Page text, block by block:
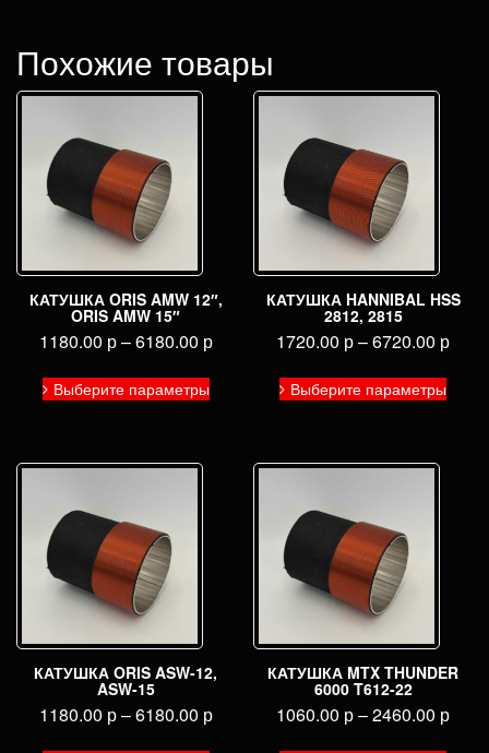
Похожие товары
КАТУШКА ORIS AMW 12″,
ORIS AMW 15″
1180.00 р–6180.00 р
Выберите параметры
Этот
товар
вариаций.
КАТУШКА HANNIBAL HSS
2812, 2815
1720.00 р–6720.00 р
Выберите параметры
Этот
товар
КАТУШКА ORIS ASW-12,
ASW-15
1180.00 р–6180.00 р
КАТУШКА MTX THUNDER
6000 T612-22
1060.00 р–2460.00 р